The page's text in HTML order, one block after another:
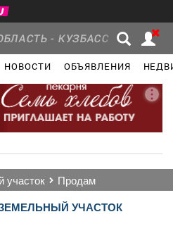
- КУЗБАСС
НОВОСТИ ОБЪЯВЛЕНИЯ
Новости
участок продам
УЧАСТОК